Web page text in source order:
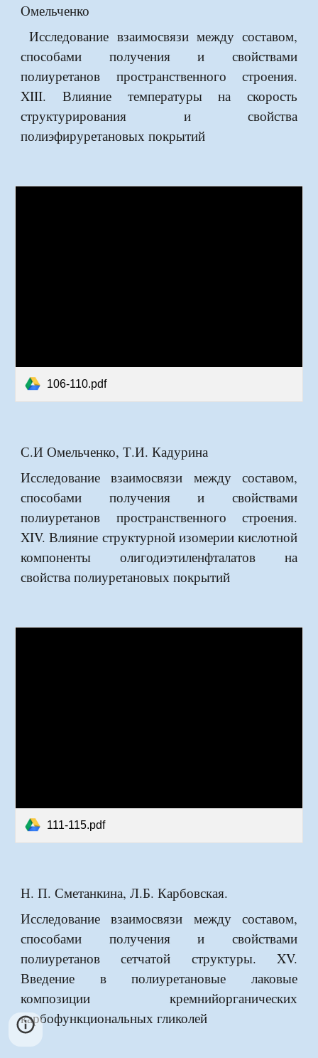
Омельченко
Исследование взаимосвязи между составом,
способами получения и свойствами
полиуретанов пространственного строения.
XIII. Влияние температуры на скорость
структурирования и свойства
полиэфируретановых покрытий
106-110.pdf
С.И Омельченко, Т.И. Кадурина
Исследование взаимосвязи между составом,
способами получения и свойствами
полиуретанов пространственного строения.
XIV. Влияние структурной изомерии кислотной
компоненты олигодиэтиленфталатов на
свойства полиуретановых покрытий
111-115.pdf
Н. П. Сметанкина, Л.Б. Карбовская.
Исследование взаимосвязи между составом,
способами получения и свойствами
полиуретанов сетчатой структуры. XV.
Введение в полиуретановые лаковые
композиции кремнийорганических
карбофункциональных гликолей